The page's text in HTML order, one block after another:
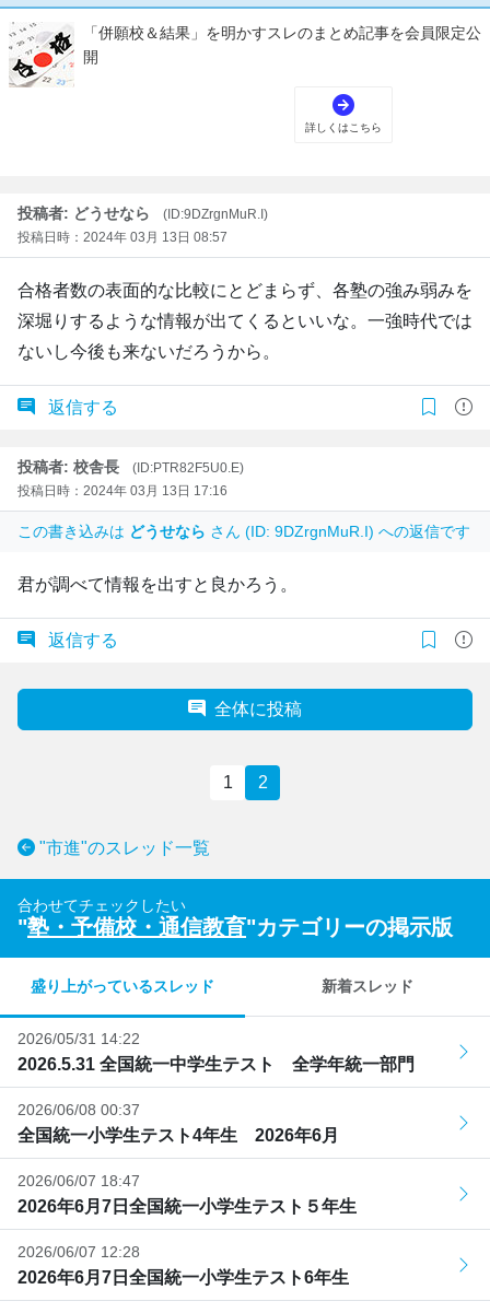
投稿者: どうせなら
(ID:9DZrgnMuR.I)
投稿日時：2024年 03月 13日 08:57
合格者数の表面的な比較にとどまらず、各塾の強み弱みを
深堀りするような情報が出てくるといいな。一強時代では
ないし今後も来ないだろうから。
返信する
投稿者: 校舎長
(ID:PTR82F5U0.E)
投稿日時：2024年 03月 13日 17:16
この書き込みは どうせなら さん (ID: 9DZrgnMuR.I) への返信です
君が調べて情報を出すと良かろう。
返信する
全体に投稿
1 2
"市進"のスレッド一覧
合わせてチェックしたい
"塾・予備校・通信教育"カテゴリーの掲示版
盛り上がっているスレッド 新着スレッド
2026/05/31 14:22
2026.5.31 全国統一中学生テスト 全学年統一部門
2026/06/08 00:37
全国統一小学生テスト4年生 2026年6月
2026/06/07 18:47
2026年6月7日全国統一小学生テスト５年生
2026/06/07 12:28
2026年6月7日全国統一小学生テスト6年生